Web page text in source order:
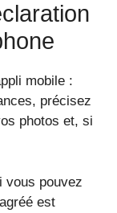
mobile :
précisez
photos et, si
vous pouvez
est